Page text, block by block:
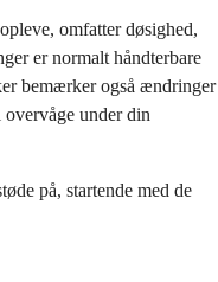
omfatter døsighed,
er normalt håndterbare
bemærker også ændringer
under din
på, startende med de